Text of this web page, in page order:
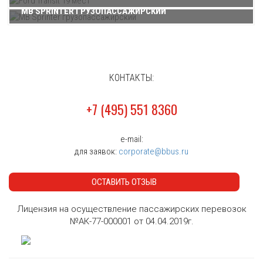
MB SPRINTER ГРУЗОПАССАЖИРСКИЙ
КОНТАКТЫ:
+7 (495) 551 8360
e-mail:
для заявок: corporate@bbus.ru
ОСТАВИТЬ ОТЗЫВ
Лицензия на осуществление пассажирских перевозок
№АК-77-000001 от 04.04.2019г.